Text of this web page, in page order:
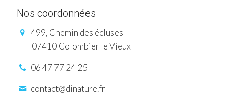
Nos coordonnées
499, Chemin des écluses
07410 Colombier le Vieux
06 47 77 24 25
contact@dinature.fr